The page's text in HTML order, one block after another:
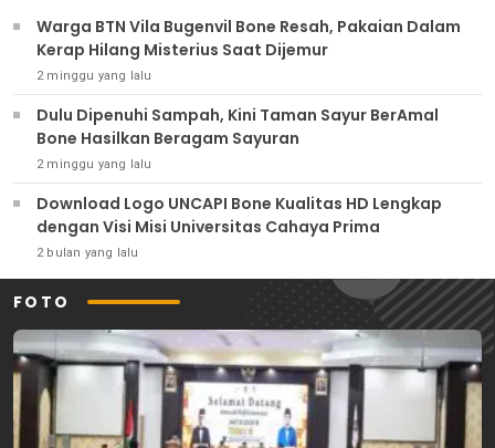
Warga BTN Vila Bugenvil Bone Resah, Pakaian Dalam
Kerap Hilang Misterius Saat Dijemur
2 minggu yang lalu
Dulu Dipenuhi Sampah, Kini Taman Sayur BerAmal
Bone Hasilkan Beragam Sayuran
2 minggu yang lalu
Download Logo UNCAPI Bone Kualitas HD Lengkap
dengan Visi Misi Universitas Cahaya Prima
2 bulan yang lalu
FOTO